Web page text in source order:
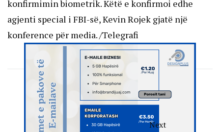
konfirmimin biometrik. Këtë e konfirmoi edhe
agjenti special i FBI-së, Kevin Rojek gjatë një
konference për media. /Telegrafi
Next